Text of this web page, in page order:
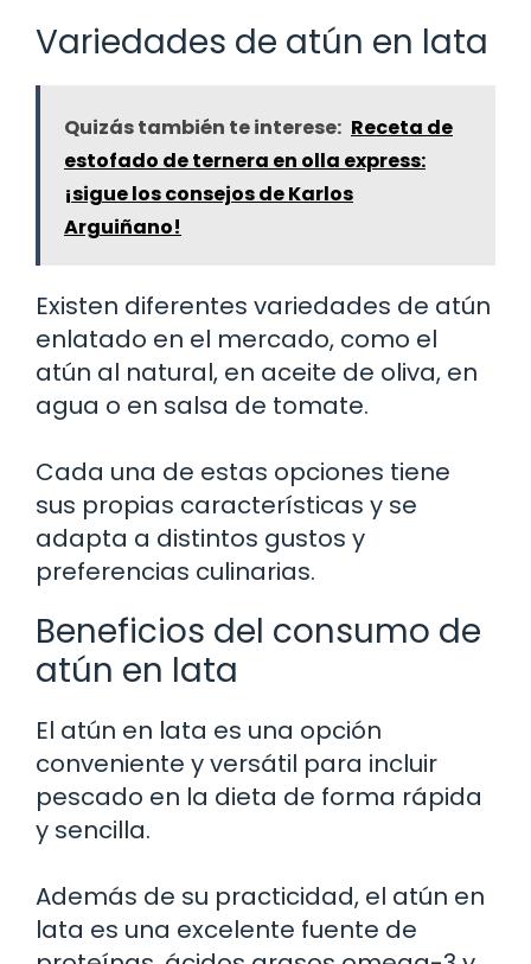
Variedades de atún en lata
Quizás también te interese: Receta de
estofado de ternera en olla express:
¡sigue los consejos de Karlos
Arguiñano!
Existen diferentes variedades de atún
enlatado en el mercado, como el
atún al natural, en aceite de oliva, en
agua o en salsa de tomate.
Cada una de estas opciones tiene
sus propias características y se
adapta a distintos gustos y
preferencias culinarias.
Beneficios del consumo de
atún en lata
El atún en lata es una opción
conveniente y versátil para incluir
pescado en la dieta de forma rápida
y sencilla.
Además de su practicidad, el atún en
lata es una excelente fuente de